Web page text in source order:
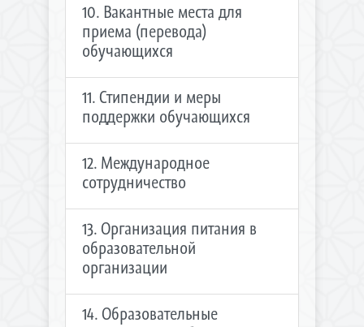
10. Вакантные места для
приема (перевода)
обучающихся
11. Стипендии и меры
поддержки обучающихся
12. Международное
сотрудничество
13. Организация питания в
образовательной
организации
14. Образовательные